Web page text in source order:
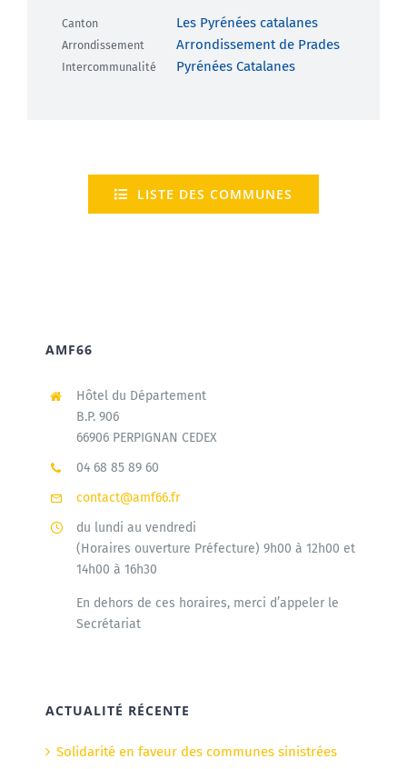
Canton Les Pyrénées catalanes
Arrondissement Arrondissement de Prades
Intercommunalité Pyrénées Catalanes
LISTE DES COMMUNES
AMF66
Hôtel du Département
B.P. 906
66906 PERPIGNAN CEDEX
04 68 85 89 60
contact@amf66.fr
du lundi au vendredi
(Horaires ouverture Préfecture) 9h00 à 12h00 et
14h00 à 16h30
En dehors de ces horaires, merci d’appeler le
Secrétariat
ACTUALITÉ RÉCENTE
Solidarité en faveur des communes sinistrées